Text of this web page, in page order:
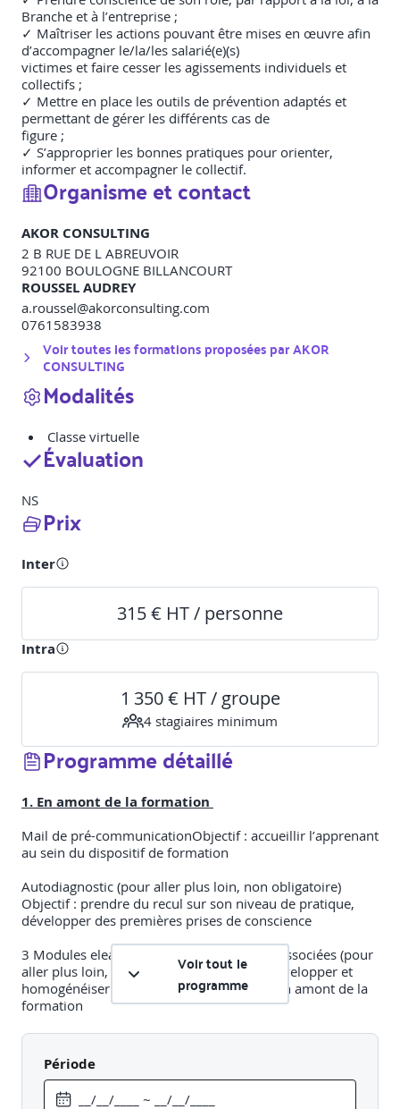
Branche et à l’entreprise ;
✓ Maîtriser les actions pouvant être mises en œuvre afin
d’accompagner le/la/les salarié(e)(s)
victimes et faire cesser les agissements individuels et
collectifs ;
✓ Mettre en place les outils de prévention adaptés et
permettant de gérer les différents cas de
figure ;
✓ S’approprier les bonnes pratiques pour orienter,
informer et accompagner le collectif.
Organisme et contact
AKOR CONSULTING
2 B RUE DE L ABREUVOIR
92100 BOULOGNE BILLANCOURT
ROUSSEL AUDREY
a.roussel@akorconsulting.com
0761583938
Voir toutes les formations proposées parAKOR
CONSULTING
Modalités
Classe virtuelle
Évaluation
NS
Prix
Inter
315 € HT / personne
Intra
1 350 € HT / groupe
4 stagiaires minimum
Programme détaillé
1. En amont de la formation
​Mail de pré-communication​Objectif : accueillir l’apprenant
au sein du dispositif de formation​
Autodiagnostic (pour aller plus loin, non obligatoire)​
Objectif : prendre du recul sur son niveau de pratique,
développer des premières prises de conscience​
3 Modules elearning et 3 fiches pratiques associées (pour
aller plus loin, non obligatoire)​Objectif : développer et
homogénéiser le niveau de compétences en amont de la
formation​
Les différentes formes de VHSS​
Les prémisses des VHSS et le cadre légal​
Réagir en cas de VHSS et aider une personne victime
Voir tout le
programme
Période